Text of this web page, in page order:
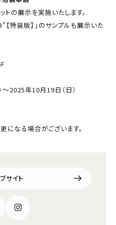
トの展示を実施いたします。
特装版】」のサンプルも展示いた
2025年10月19日（日）
になる場合がございます。
サイト